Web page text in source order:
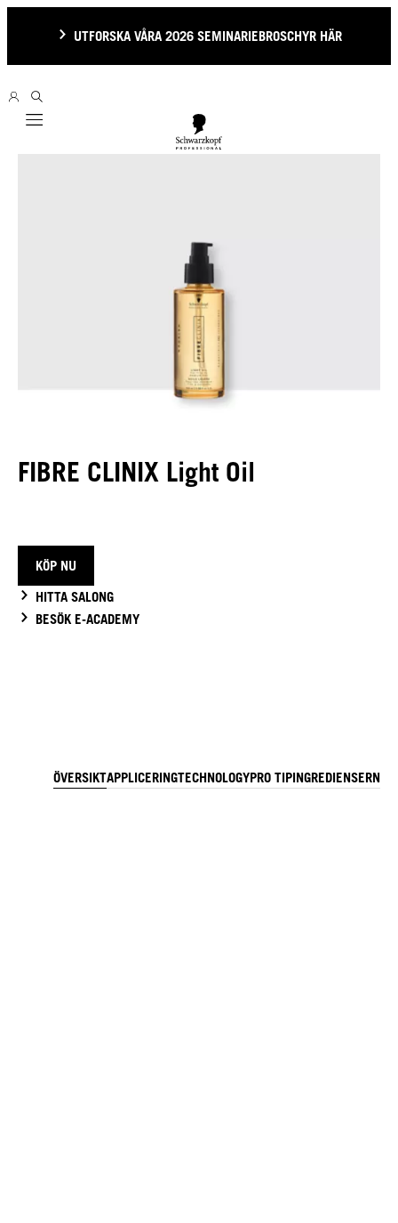
UTFORSKA VÅRA 2026 SEMINARIEBROSCHYR HÄR
Mobile navigation
FIBRE CLINIX Light Oil
KÖP NU
HITTA SALONG
BESÖK E-ACADEMY
ÖVERSIKTAPPLICERINGTECHNOLOGYPRO TIPINGREDIENSER